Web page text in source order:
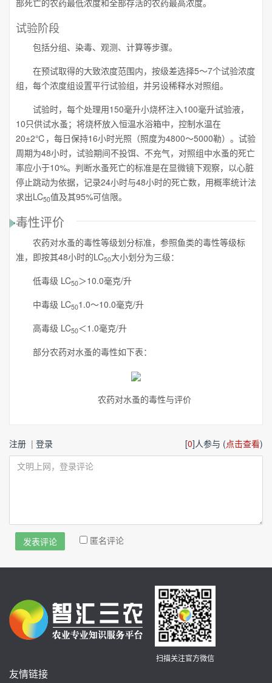
部死亡的农药最低浓度和全部存活的农药最高浓度。
试验阶段
包括分组、染毒、观测、计算等步骤。
在预试取得的大致浓度范围内，按级差选择5～7个试验浓度
组，每个浓度组设置平行试验组，并另设稀释水对照组。
试验时，每个处理用150毫升小烧杯注入100毫升试验液，
10只供试水蚤；将烧杯放入恒温水浴箱中，控制水温在
20±2℃，每日保持16小时光照（照度为4800～5000勒）。试验
周期为48小时，试验期间不投饵、不充气，对照组中水蚤的死亡
率应小于10%。判断水蚤死亡的标准是在显微镜下观察，以心脏
停止跳动为依据，记录24小时与48小时的死亡数，用概率统计法
求出LC50值及其95%可信限。
毒性评价
农药对水蚤的毒性等级划分标准，参照鱼类的毒性等级标
准，即按其48小时的LC50大小划分为三级：
低毒级 LC50＞10.0毫克/升
中毒级 LC501.0～10.0毫克/升
高毒级 LC50＜1.0毫克/升
部分农药对水蚤的毒性如下表：
农药对水蚤的毒性与评价
注册 | 登录 [0]人参与 (点击查看)
匿名评论
扫描关注官方微信
友情链接